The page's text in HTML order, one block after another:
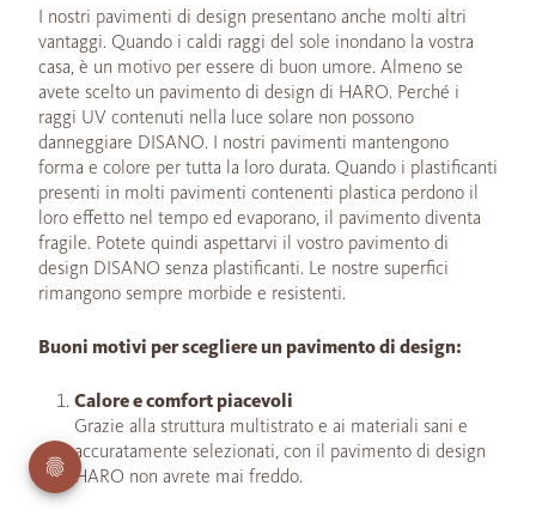
I nostri pavimenti di design presentano anche molti altri
vantaggi. Quando i caldi raggi del sole inondano la vostra
casa, è un motivo per essere di buon umore. Almeno se
avete scelto un pavimento di design di HARO. Perché i
raggi UV contenuti nella luce solare non possono
danneggiare DISANO. I nostri pavimenti mantengono
forma e colore per tutta la loro durata. Quando i plastificanti
presenti in molti pavimenti contenenti plastica perdono il
loro effetto nel tempo ed evaporano, il pavimento diventa
fragile. Potete quindi aspettarvi il vostro pavimento di
design DISANO senza plastificanti. Le nostre superfici
rimangono sempre morbide e resistenti.
Buoni motivi per scegliere un pavimento di design:
Calore e comfort piacevoli
Grazie alla struttura multistrato e ai materiali sani e
accuratamente selezionati, con il pavimento di design
HARO non avrete mai freddo.